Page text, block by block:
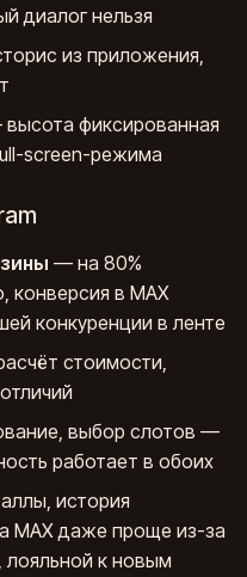
диалог нельзя
из приложения,
фиксированная
screen-режима
— на 80%
конверсия в MAX
конкуренции в ленте
стоимости,
выбор слотов —
работает в обоих
история
MAX даже проще из-за
к новым